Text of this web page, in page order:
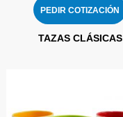
PEDIR COTIZACIÓN
TAZAS CLÁSICAS